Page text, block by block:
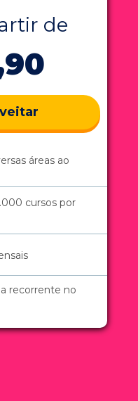
de
áreas ao
cursos por
recorrente no